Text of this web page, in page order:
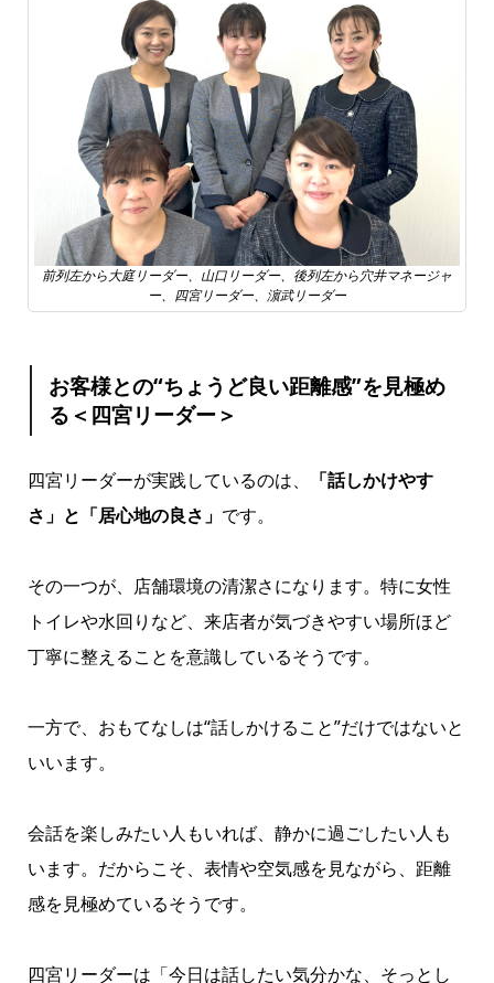
前列左から大庭リーダー、山口リーダー、後列左から穴井マネージャ
ー、四宮リーダー、濵武リーダー
お客様との“ちょうど良い距離感”を見極め
る＜四宮リーダー＞
四宮リーダーが実践しているのは、
「話しかけやす
さ」と「居心地の良さ」 です。
その一つが、店舗環境の清潔さになります。特に女性
トイレや水回りなど、来店者が気づきやすい場所ほど
丁寧に整えることを意識しているそうです。
一方で、おもてなしは“話しかけること”だけではないと
いいます。
会話を楽しみたい人もいれば、静かに過ごしたい人も
います。だからこそ、表情や空気感を見ながら、距離
感を見極めているそうです。
四宮リーダーは「今日は話したい気分かな、そっとし